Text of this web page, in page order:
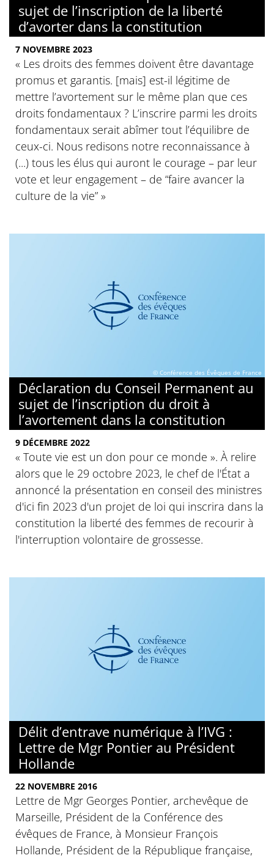
sujet de l’inscription de la liberté
d’avorter dans la constitution
7 NOVEMBRE 2023
« Les droits des femmes doivent être davantage
promus et garantis. [mais] est-il légitime de
mettre l’avortement sur le même plan que ces
droits fondamentaux ? L’inscrire parmi les droits
fondamentaux serait abîmer tout l’équilibre de
ceux-ci. Nous redisons notre reconnaissance à
(...) tous les élus qui auront le courage – par leur
vote et leur engagement – de “faire avancer la
culture de la vie” »
© Conférence des Évêques de France
Déclaration du Conseil Permanent au
sujet de l’inscription du droit à
l’avortement dans la constitution
9 DÉCEMBRE 2022
« Toute vie est un don pour ce monde ». À relire
alors que le 29 octobre 2023, le chef de l'État a
annoncé la présentation en conseil des ministres
d'ici fin 2023 d'un projet de loi qui inscrira dans la
constitution la liberté des femmes de recourir à
l'interruption volontaire de grossesse.
Délit d’entrave numérique à l’IVG :
Lettre de Mgr Pontier au Président
Hollande
22 NOVEMBRE 2016
Lettre de Mgr Georges Pontier, archevêque de
Marseille, Président de la Conférence des
évêques de France, à Monsieur François
Hollande, Président de la République française,